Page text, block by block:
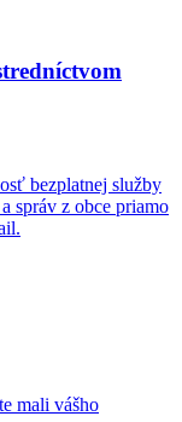
bezplatnej služby
správ z obce priamo
mali vášho